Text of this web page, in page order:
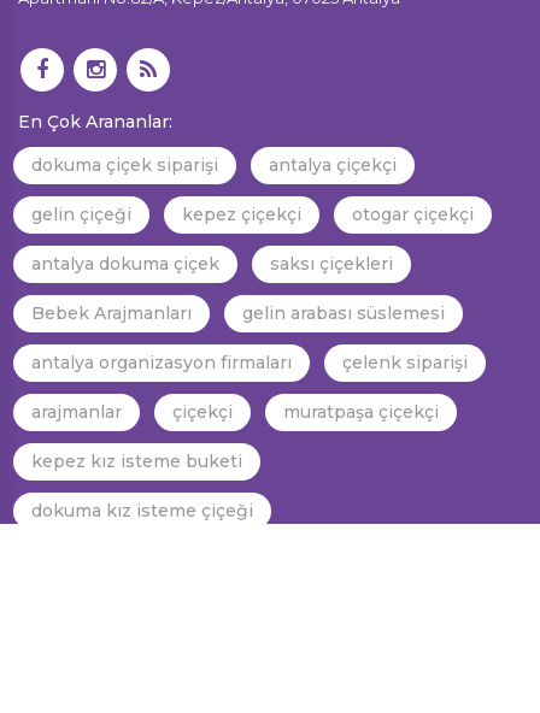
En Çok Arananlar:
dokuma çiçek siparişi
antalya çiçekçi
gelin çiçeği kepez çiçekçi otogar çiçekçi
antalya dokuma çiçek saksı çiçekleri
Bebek Arajmanları gelin arabası süslemesi
antalya organizasyon firmaları çelenk siparişi
arajmanlar çiçekçi muratpaşa çiçekçi
kepez kız isteme buketi
dokuma kız isteme çiçeği